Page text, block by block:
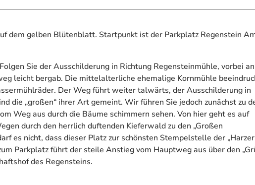
dem gelben Blütenblatt. Startpunkt ist der Parkplatz Regenstein
Sie der Ausschilderung in Richtung Regensteinmühle, vorbei
leicht bergab. Die mittelalterliche ehemalige Kornmühle
Der Weg führt weiter talwärts, der Ausschilderung in
die „großen“ ihrer Art gemeint. Wir führen Sie jedoch zunächst zu
Weg aus durch die Bäume schimmern sehen. Von hier geht es auf
durch den herrlich duftenden Kieferwald zu den „Großen
es nicht, dass dieser Platz zur schönsten Stempelstelle der „Harzer
Parkplatz führt der steile Anstieg vom Hauptweg aus über den
des Regensteins.